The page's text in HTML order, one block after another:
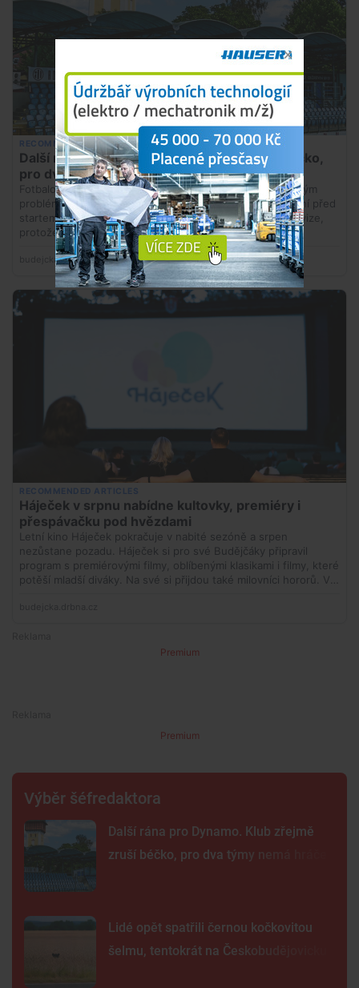
Premium
Premium
Výběr šéfredaktora
Další rána pro Dynamo. Klub zřejmě
zruší béčko, pro dva týmy nemá hráče
Lidé opět spatřili černou kočkovitou
šelmu, tentokrát na Českobudějovicku